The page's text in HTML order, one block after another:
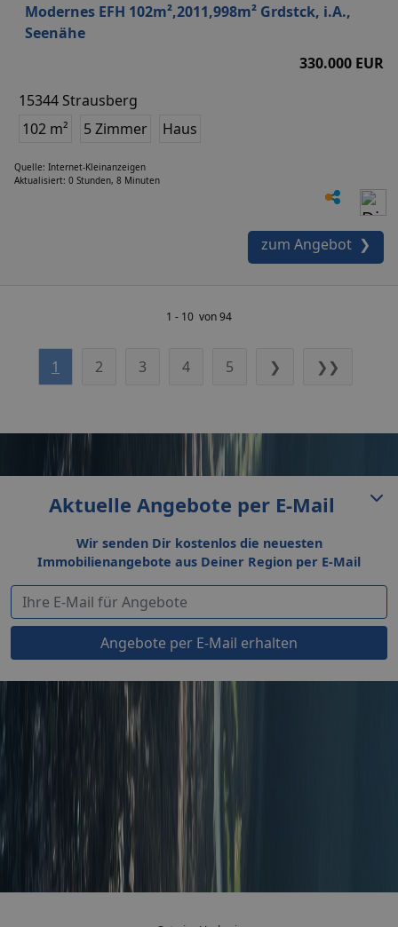
Modernes EFH 102m²,2011,998m² Grdstck, i.A.,
Seenähe
330.000 EUR
15344 Strausberg
102 m²
5 Zimmer Haus
Quelle: Internet-Kleinanzeigen
Aktualisiert: 0 Stunden, 8 Minuten
zum Angebot ❯
1 - 10 von 94
1 2 3 4 5 ❯ ❯❯
Aktuelle Angebote per E-Mail
Wir senden Dir kostenlos die neuesten
Immobilienangebote aus Deiner Region per E-Mail
Angebote per E-Mail erhalten